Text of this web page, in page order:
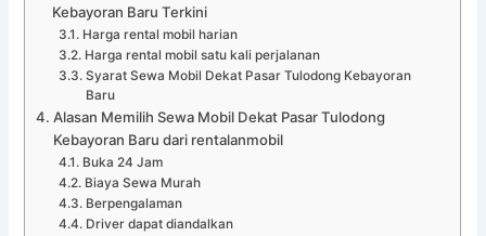
Kebayoran Baru Terkini
Harga rental mobil harian
Harga rental mobil satu kali perjalanan
Syarat Sewa Mobil Dekat Pasar Tulodong Kebayoran
Baru
Alasan Memilih Sewa Mobil Dekat Pasar Tulodong
Kebayoran Baru dari rentalanmobil
Buka 24 Jam
Biaya Sewa Murah
Berpengalaman
Driver dapat diandalkan